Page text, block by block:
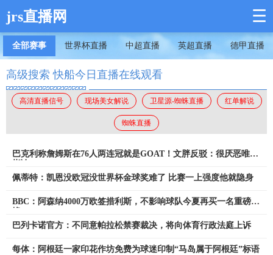
jrs直播网 ☰
全部赛事 世界杯直播 中超直播 英超直播 德甲直播
高级搜索 快船今日直播在线观看
高清直播信号 现场美女解说 卫星源-蜘蛛直播 红单解说
蜘蛛直播
巴克利称詹姆斯在76人两连冠就是GOAT！文胖反驳：很厌恶唯戒
佩蒂特：凯恩没欧冠没世界杯金球奖难了 比赛一上强度他就隐身
BBC：阿森纳4000万欧签措利斯，不影响球队今夏再买一名重磅前
巴列卡诺官方：不同意帕拉松禁赛裁决，将向体育行政法庭上诉
每体：阿根廷一家印花作坊免费为球迷印制“马岛属于阿根廷”标语